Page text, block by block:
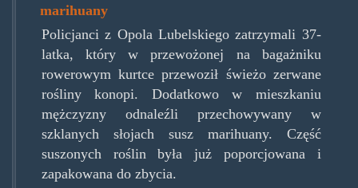
marihuany
Policjanci z Opola Lubelskiego zatrzymali 37-
latka, który w przewożonej na bagażniku
rowerowym kurtce przewoził świeżo zerwane
rośliny konopi. Dodatkowo w mieszkaniu
mężczyzny odnaleźli przechowywany w
szklanych słojach susz marihuany. Część
suszonych roślin była już poporcjowana i
zapakowana do zbycia.